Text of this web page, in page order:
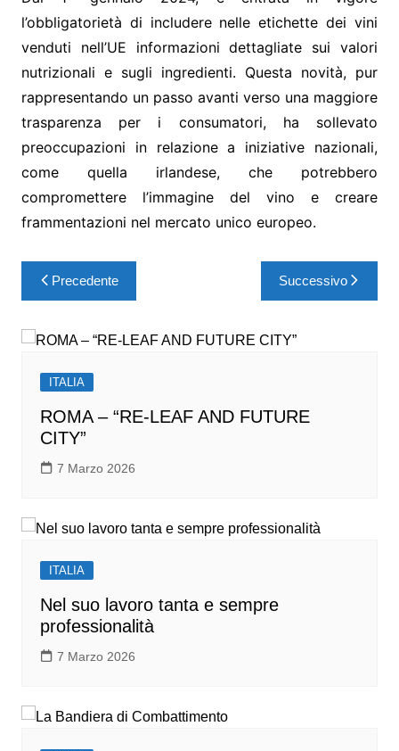
l’obbligatorietà di includere nelle etichette dei vini
venduti nell’UE informazioni dettagliate sui valori
nutrizionali e sugli ingredienti. Questa novità, pur
rappresentando un passo avanti verso una maggiore
trasparenza per i consumatori, ha sollevato
preoccupazioni in relazione a iniziative nazionali,
come quella irlandese, che potrebbero
compromettere l’immagine del vino e creare
frammentazioni nel mercato unico europeo.
Precedente Successivo
ITALIA
ROMA – “RE-LEAF AND FUTURE
CITY”
7 Marzo 2026
ITALIA
Nel suo lavoro tanta e sempre
professionalità
7 Marzo 2026